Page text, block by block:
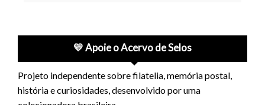
💛 Apoie o Acervo de Selos
Projeto independente sobre filatelia, memória postal,
história e curiosidades, desenvolvido por uma